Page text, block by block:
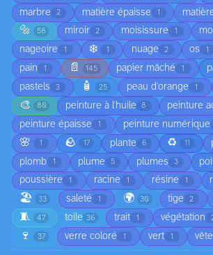
marbre 2 matière épaisse 1
🔩 58 miroir 2 moisissure 1
nageoire 1 ❄️ 1 nuage 2 os 1
pain 1 📄 145 papier mâché 1
pastels 3 🧴 25 peau d'orange 1
🎨 80 peinture à l'huile 8 peinture
peinture épaisse 1 peinture numérique
🌸 1 🪨 17 plante 6 ♻️ 11
plomb 1 plume 5 plumes 3
poussière 1 racine 1 résine 1
🏖️ 33 saleté 1 🌍 30 tige 2
🧵 47 toile 36 trait 1 végétation
🍷 37 verre coloré 1 vert 1